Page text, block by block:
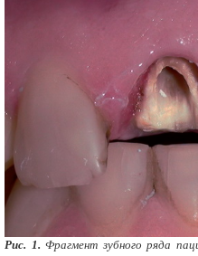
Рис. 1. Фрагмент зубного ряда